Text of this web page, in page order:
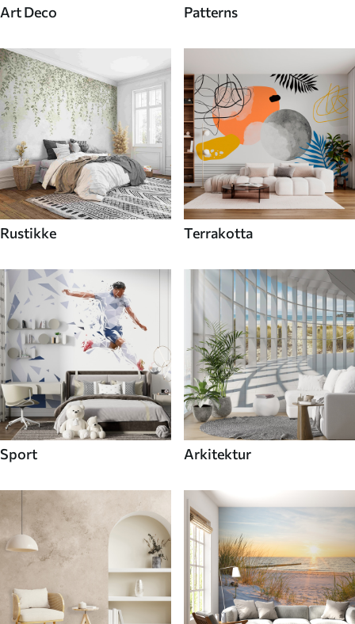
Art Deco Patterns
Rustikke Terrakotta
Sport Arkitektur